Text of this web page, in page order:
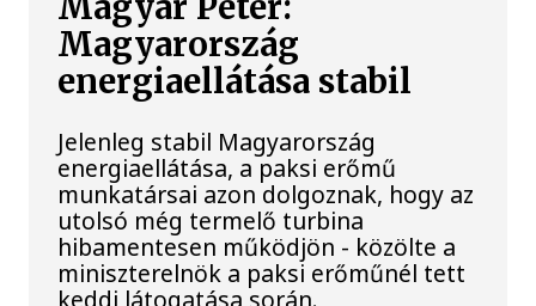
Magyarország
energiaellátása stabil
Jelenleg stabil Magyarország
energiaellátása, a paksi erőmű
munkatársai azon dolgoznak, hogy az
utolsó még termelő turbina
hibamentesen működjön - közölte a
miniszterelnök a paksi erőműnél tett